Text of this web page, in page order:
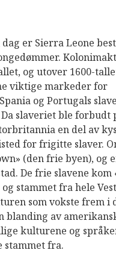
er Sierra Leone
og utover 1600-
viktige markeder for
og Portugals
slaveriet ble forbudt
en del av
for frigitte slaver.
(den frie byen), og
De frie slavene
stammet fra hele
som vokste frem i
blanding av
kulturene og
stammet fra.